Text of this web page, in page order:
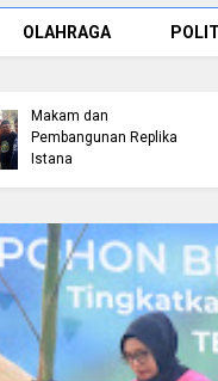
OLAHRAGA
Raja Rambah dr. H.
Makam dan
Pembangunan Replika
Istana